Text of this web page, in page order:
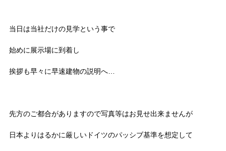
当日は当社だけの見学という事で
始めに展示場に到着し
挨拶も早々に早速建物の説明へ…
先方のご都合がありますので写真等はお見せ出来ませんが
日本よりはるかに厳しいドイツのパッシブ基準を想定して